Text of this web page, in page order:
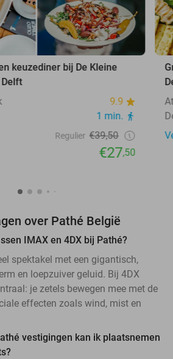
keuzediner bij De Kleine
9.9
1 min.
Regulier €39,50
€27,50
over Pathé België
IMAX en 4DX bij Pathé?
spektakel met een gigantisch,
en loepzuiver geluid. Bij 4DX
je zetels bewegen mee met de
effecten zoals wind, mist en
vestigingen kan ik plaatsnemen